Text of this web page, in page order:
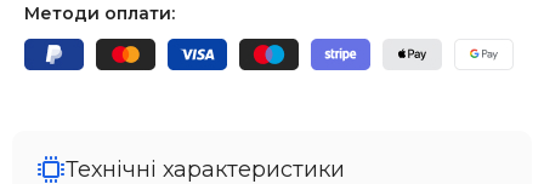
Методи оплати:
Технічні характеристики